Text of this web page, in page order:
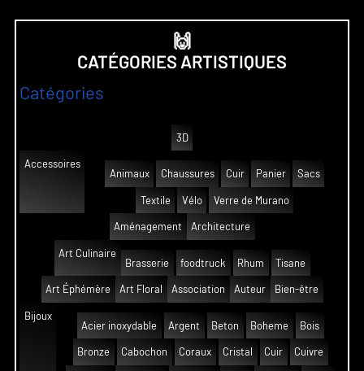
🙌
CATÉGORIES ARTISTIQUES
Catégories
3D
Accessoires
Animaux
Chaussures Cuir Panier Sacs
Textile Vélo Verre de Murano
Aménagement Architecture
Art Culinaire
Brasserie
foodtruck Rhum Tisane
Art Éphémère Art Floral Association Auteur Bien-être
Bijoux
Acier inoxydable
Argent Beton Boheme Bois
Bronze Cabochon Coraux Cristal Cuir Cuivre